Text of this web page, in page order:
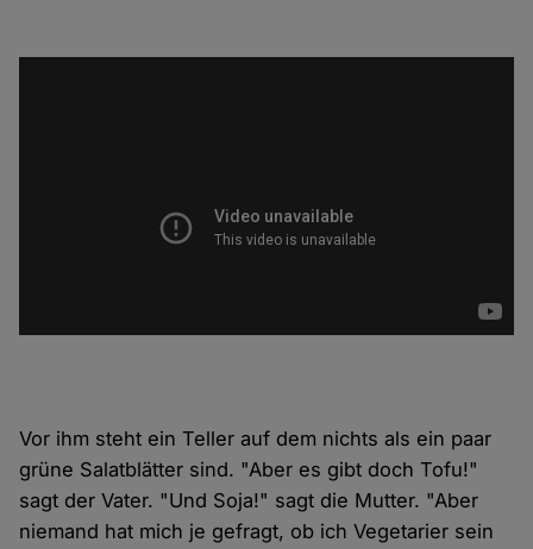
Vor ihm steht ein Teller auf dem nichts als ein paar
grüne Salatblätter sind. "Aber es gibt doch Tofu!"
sagt der Vater. "Und Soja!" sagt die Mutter. "Aber
niemand hat mich je gefragt, ob ich Vegetarier sein